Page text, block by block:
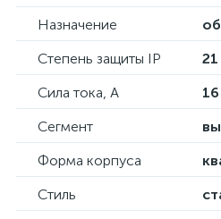
Назначение
Степень защиты IP
21
Сила тока, А
Сегмент
Форма корпуса
Стиль